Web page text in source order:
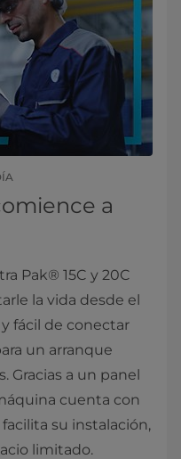
a
Pak® 15C y 20C
la vida desde el
fácil de conectar
un arranque
Gracias a un panel
cuenta con
su instalación,
limitado.